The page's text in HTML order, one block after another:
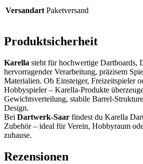
Versandart Paketversand
Produktsicherheit
Karella steht für hochwertige Dartboards,
hervorragender Verarbeitung, präzisem
Materialien. Ob Einsteiger, Freizeitspieler
Hobbyspieler – Karella-Produkte
Gewichtsverteilung, stabile Barrel-
Design.
Bei Dartwerk-Saar findest du Karella
Zubehör – ideal für Verein, Hobbyraum
zuhause.
Rezensionen